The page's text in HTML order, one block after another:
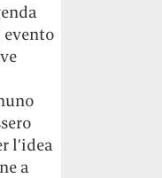
l’idea
a